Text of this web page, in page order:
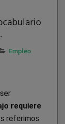
Empleo
requiere
referimos